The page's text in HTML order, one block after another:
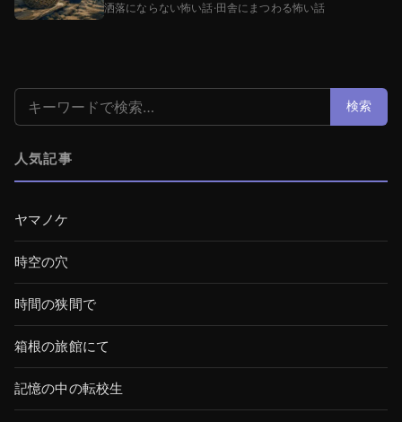
洒落にならない怖い話·田舎にまつわる怖い話
検索: 検索
人気記事
ヤマノケ
時空の穴
時間の狭間で
箱根の旅館にて
記憶の中の転校生